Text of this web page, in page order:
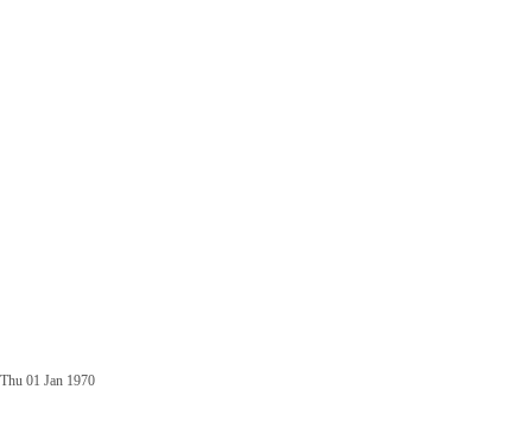
Thu 01 Jan 1970